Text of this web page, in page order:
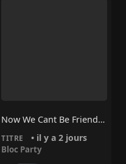
Now We Cant Be Friends – Bloc Party
TITRE • il y a 2 jours
Bloc Party